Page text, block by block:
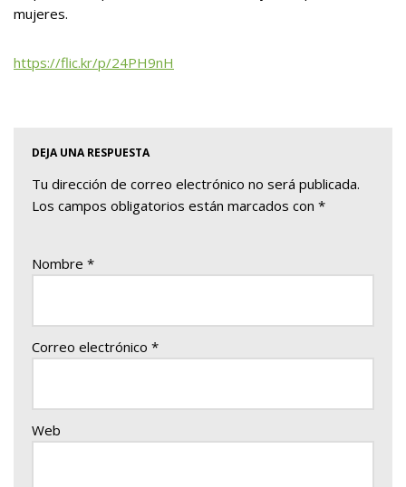
mujeres.
https://flic.kr/p/24PH9nH
DEJA UNA RESPUESTA
Tu dirección de correo electrónico no será publicada.
Los campos obligatorios están marcados con *
Nombre *
Correo electrónico *
Web